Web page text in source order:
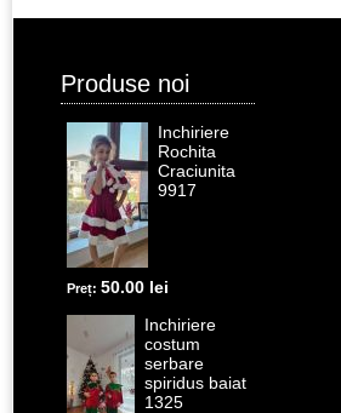
Produse noi
Inchiriere
Rochita
Craciunita
9917
Preț: 50.00 lei
Inchiriere
costum
serbare
spiridus baiat
1325